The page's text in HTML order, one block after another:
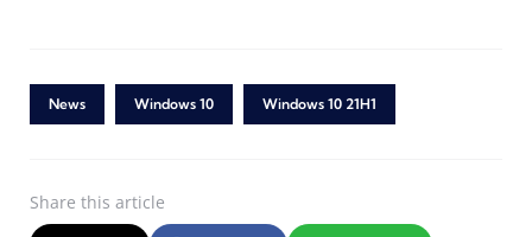
News Windows 10 Windows 10 21H1
Share this article